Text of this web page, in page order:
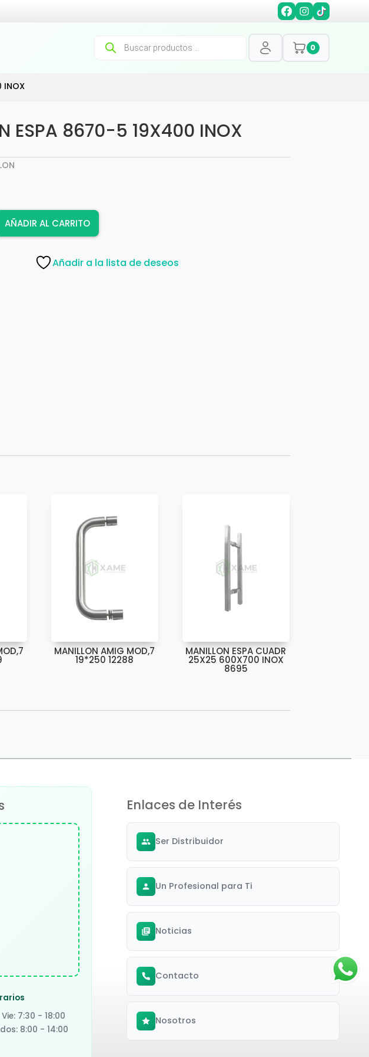
Búsqueda
productos
0
INOX
ESPA 8670-5 19X400 INOX
AÑADIR AL CARRITO
Añadir a la lista de deseos
MANILLON AMIG MOD,7
19*250 12288
MANILLON ESPA CUADR
25X25 600X700 INOX
8695
7:30 - 18:00
8:00 - 14:00
Enlaces de Interés
Ser Distribuidor
Un Profesional para Ti
Noticias
Contacto
Nosotros